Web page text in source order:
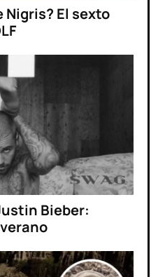
Nigris? El sexto
Bieber: